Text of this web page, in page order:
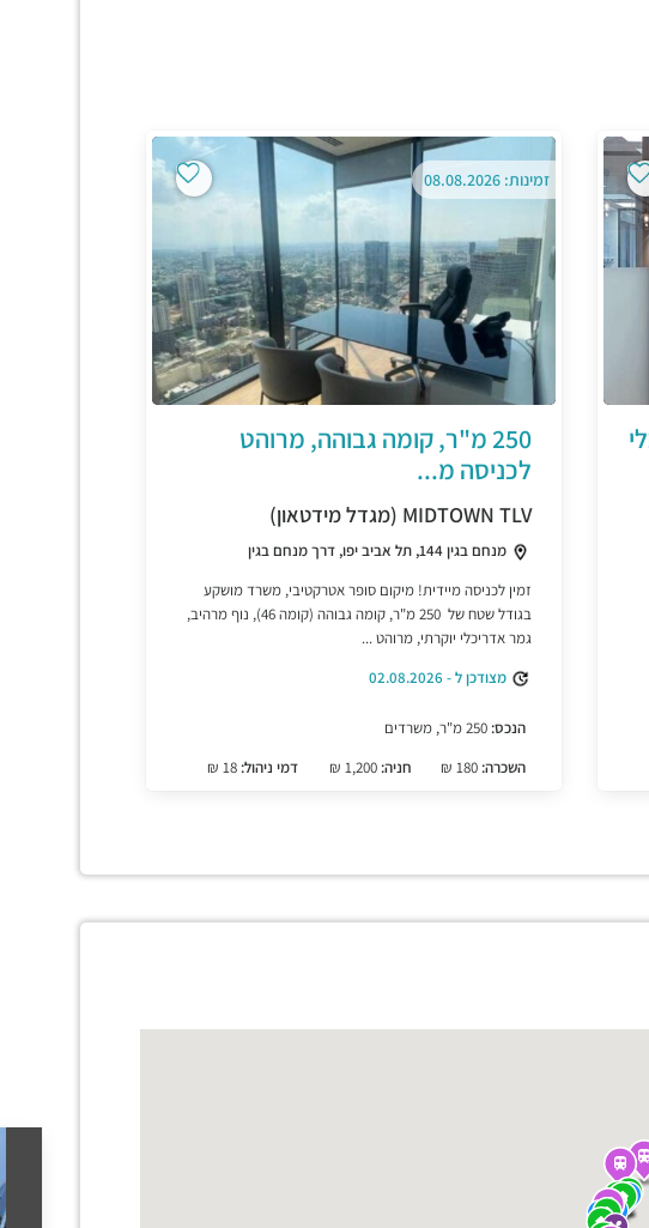
זמינות: 08.08.2026
250 מ"ר, קומה גבוהה, מרוהט
לכניסה מ...
MIDTOWN TLV (מגדל מידטאון)
מנחם בגין 144, תל אביב יפו, דרך מנחם בגין
זמין לכניסה מיידית! מיקום סופר אטרקטיבי, משרד מושקע
בגודל שטח של 250 מ"ר, קומה גבוהה (קומה 46), נוף מרהיב,
גמר אדריכלי יוקרתי, מרוהט ...
מצודכן ל - 02.08.2026
הנכס: 250 מ"ר, משרדים
השכרה: 180 ₪ חניה: 1,200 ₪ דמי ניהול: